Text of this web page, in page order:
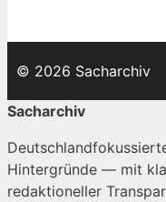
© 2026 Sacharchiv
Sacharchiv
Hintergründe — mit
redaktioneller